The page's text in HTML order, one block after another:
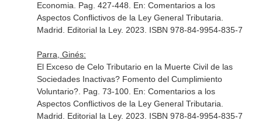
Economia. Pag. 427-448. En: Comentarios a los
Aspectos Conflictivos de la Ley General Tributaria
Madrid. Editorial la Ley. 2023. ISBN 978-84-9954-835-7
Parra, Ginés:
El Exceso de Celo Tributario en la Muerte Civil de las
Sociedades Inactivas? Fomento del Cumplimiento
Voluntario?. Pag. 73-100. En: Comentarios a los
Aspectos Conflictivos de la Ley General Tributaria
Madrid. Editorial la Ley. 2023. ISBN 978-84-9954-835-7